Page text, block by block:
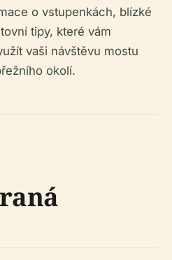
o vstupenkách, blízké
tipy, které vám
vaši návštěvu mostu
okolí.